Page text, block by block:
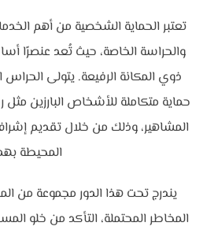
تعتبر الحماية الشخصية من أهم
والحراسة الخاصة، حيث تُعد عنصرًا
ذوي المكانة الرفيعة. يتولى
حماية متكاملة للأشخاص البارزين مثل
المشاهير، وذلك من خلال تقديم
المحيطة
يندرج تحت هذا الدور مجموعة من
المخاطر المحتملة، التأكد من خلو